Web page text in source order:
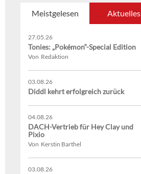
Meistgelesen Aktuelles
27.05.26
Tonies: „Pokémon“-Special Edition
Von Redaktion
03.08.26
Diddl kehrt erfolgreich zurück
04.08.26
DACH-Vertrieb für Hey Clay und
Pixio
Von Kerstin Barthel
03.08.26